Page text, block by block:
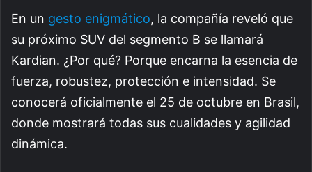
En un gesto enigmático, la compañía reveló que
su próximo SUV del segmento B se llamará
Kardian. ¿Por qué? Porque encarna la esencia de
fuerza, robustez, protección e intensidad. Se
conocerá oficialmente el 25 de octubre en Brasil,
donde mostrará todas sus cualidades y agilidad
dinámica.